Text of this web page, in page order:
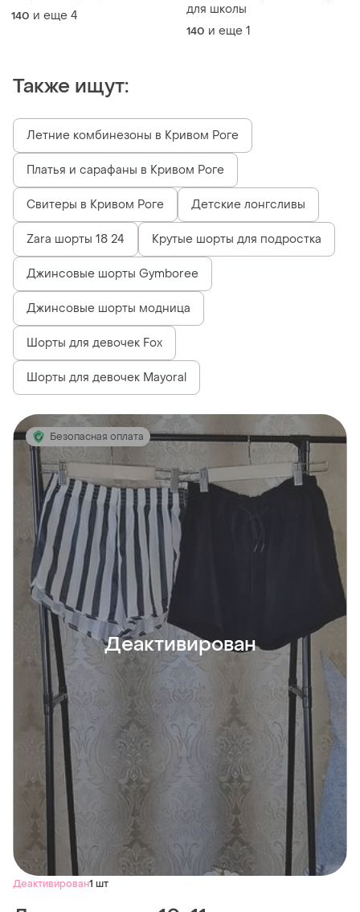
140 и еще 4
для школы
140 и еще 1
Также ищут:
Летние комбинезоны в Кривом Роге
Платья и сарафаны в Кривом Роге
Свитеры в Кривом Роге Детские лонгсливы
Zara шорты 18 24 Крутые шорты для подростка
Джинсовые шорты Gymboree
Джинсовые шорты модница
Шорты для девочек Fox
Шорты для девочек Mayoral
Безопасная оплата
Деактивирован
Деактивирован1 шт